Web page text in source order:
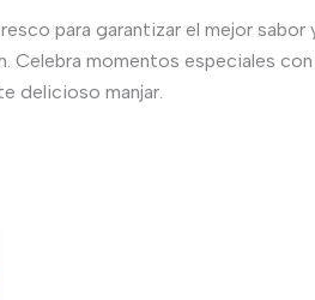
para garantizar el mejor sabor
Celebra momentos especiales
delicioso manjar.